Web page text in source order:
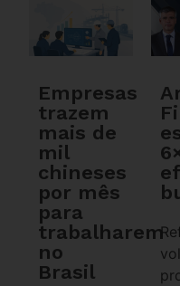
Empresas
trazem
mais de
mil
chineses
por mês
para
trabalharem
no
Brasil